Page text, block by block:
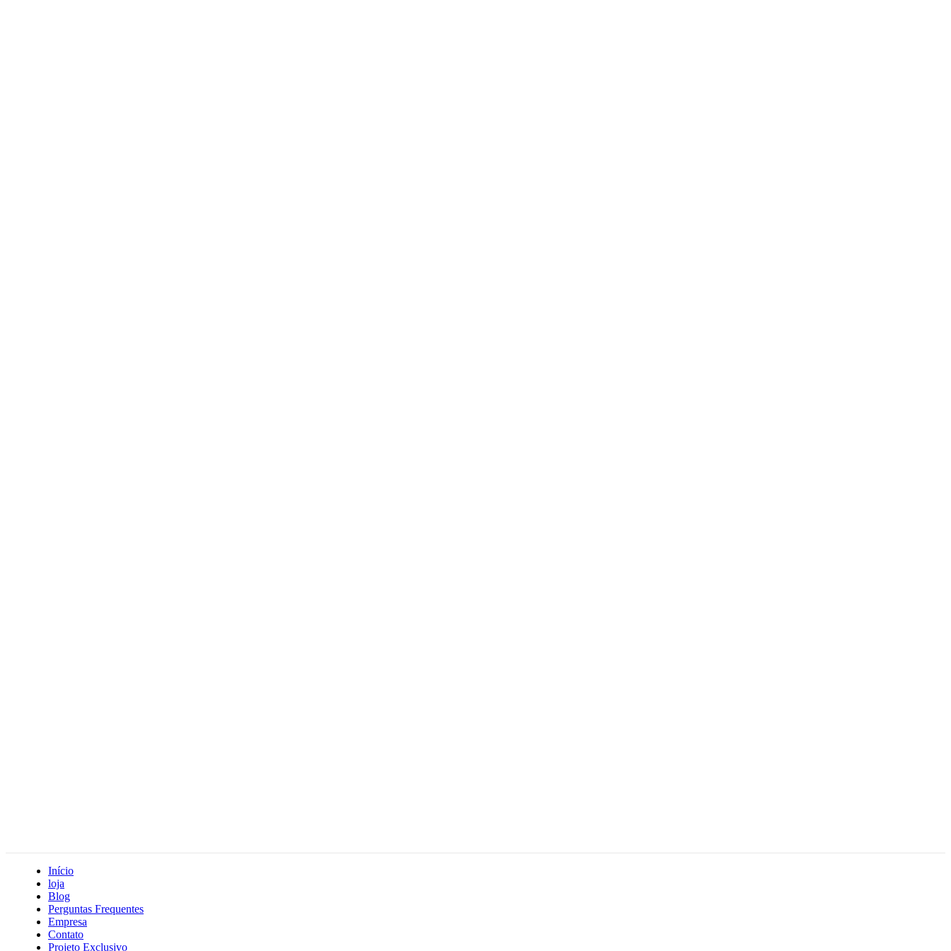
Início
loja
Blog
Perguntas Frequentes
Empresa
Contato
Projeto Exclusivo